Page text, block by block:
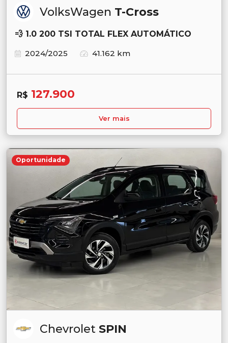
VolksWagen T-Cross
💨 1.0 200 TSI TOTAL FLEX AUTOMÁTICO
2024/2025
41.162 km
R$ 127.900
Ver mais
Oportunidade
Chevrolet SPIN